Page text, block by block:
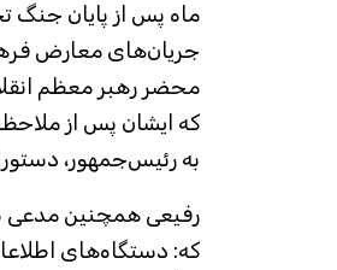
ماه پس از پایان جنگ
جریان‌های معارض
محضر رهبر معظم
که ایشان پس از
به رئیس‌جمهور،
رفیعی همچنین مدعی
که: دستگاه‌های